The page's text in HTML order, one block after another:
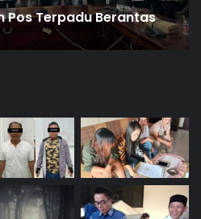
Pos Terpadu Berantas